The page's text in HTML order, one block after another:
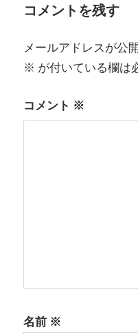
ビ
ゲ
ー
シ
コメントを残す
メールアドレスが公
※ が付いている欄は
コメント ※
名前 ※